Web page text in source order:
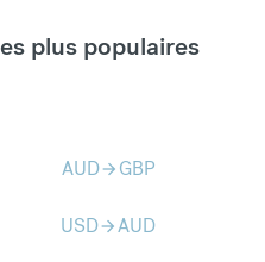
plus populaires
AUDarrow_forward GBP
USDarrow_forwardAUD